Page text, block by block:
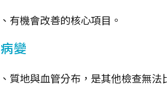
有機會改善的核心項目。
變
質地與血管分布，是其他檢查無法